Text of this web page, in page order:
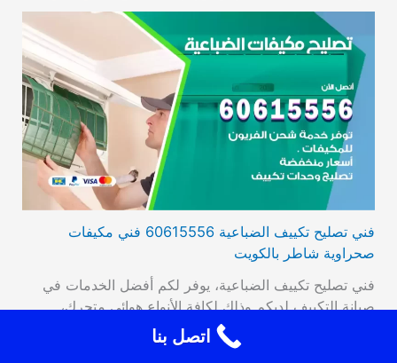
فني تصليح تكييف الضباعية 60615556 فني مكيفات
صحراوية شاطر بالكويت
فني تصليح تكييف الضباعية، يوفر لكم أفضل الخدمات في
صيانة التكييف لديكم وذلك لكافة الأنواع هوائي متحرك،
اسبيلت، مركزي، شارب، ال-جي، بلومبيرج، برايم،
سامسونج. صيانة المشكلات في توصيل الوحدة الأعطال التي
اتصل بنا